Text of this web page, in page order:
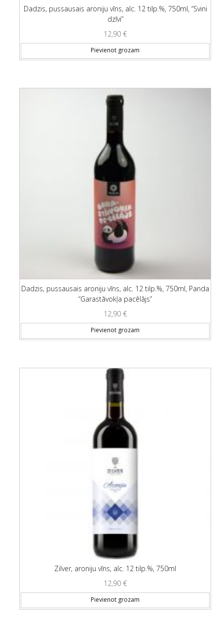
Dadzis, pussausais aroniju vīns, alc. 12 tilp.%, 750ml, “Svini
dzīvi”
12,90 €
Pievienot grozam
Dadzis, pussausais aroniju vīns, alc. 12 tilp.%, 750ml, Panda
“Garastāvokļa pacēlājs”
12,90 €
Pievienot grozam
Zilver, aroniju vīns, alc. 12 tilp.%, 750ml
12,90 €
Pievienot grozam